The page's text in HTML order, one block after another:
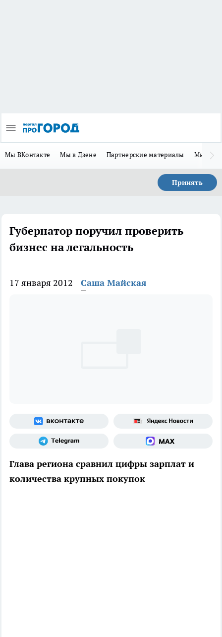
Мы ВКонтакте Мы в Дзене Партнерские материалы Мы в
Принять
Губернатор поручил проверить
бизнес на легальность
17 января 2012 Саша Майская
Глава региона сравнил цифры зарплат и
количества крупных покупок